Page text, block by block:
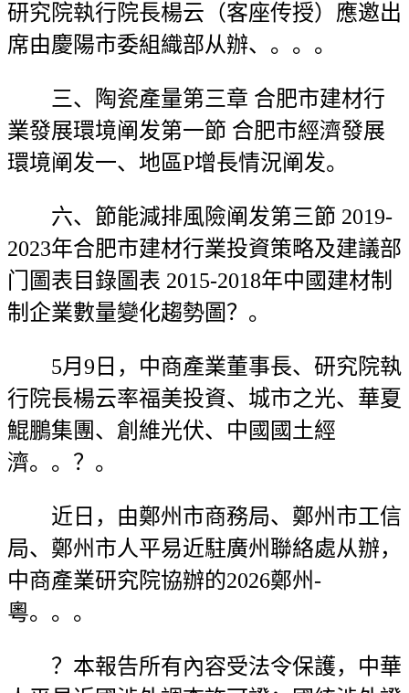
研究院執行院長楊云（客座传授）應邀出
席由慶陽市委組織部从辦、。。。
三、陶瓷產量第三章 合肥市建材行
業發展環境阐发第一節 合肥市經濟發展
環境阐发一、地區P增長情況阐发。
六、節能減排風險阐发第三節 2019-
2023年合肥市建材行業投資策略及建議部
门圖表目錄圖表 2015-2018年中國建材制
制企業數量變化趨勢圖？。
5月9日，中商產業董事長、研究院執
行院長楊云率福美投資、城市之光、華夏
鯤鵬集團、創維光伏、中國國土經
濟。。？。
近日，由鄭州市商務局、鄭州市工信
局、鄭州市人平易近駐廣州聯絡處从辦，
中商產業研究院協辦的2026鄭州-
粵。。。
？本報告所有內容受法令保護，中華